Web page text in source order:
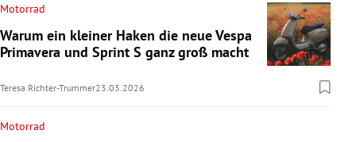
Motorrad
Warum ein kleiner Haken die neue Vespa
Primavera und Sprint S ganz groß macht
Teresa Richter-Trummer23.03.2026
Motorrad